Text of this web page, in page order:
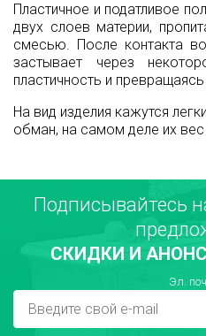
Пластичное и податливое
двух слоев материи,
смесью. После контакта
застывает через
пластичность и
На вид изделия кажутся
обман, на самом деле их
Подписывайтесь
СКИДКИ И
Эл.